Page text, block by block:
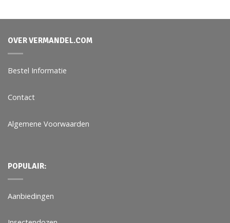
OVER VERMANDEL.COM
Bestel Informatie
Contact
Algemene Voorwaarden
POPULAIR:
Aanbiedingen